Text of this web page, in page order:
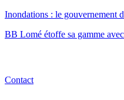
Inondations : le
BB Lomé étoffe sa gamme
Contact